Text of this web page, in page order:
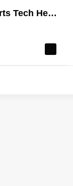
Softshell Sports Tech Headband